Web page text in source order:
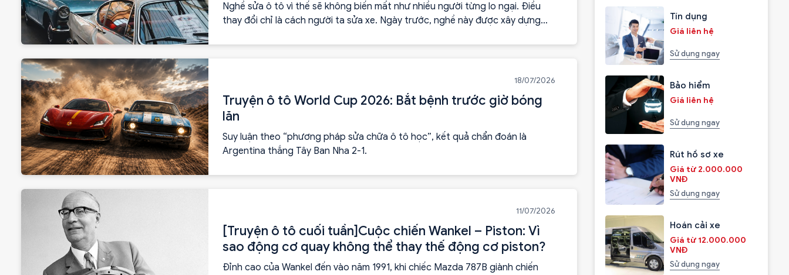
Nghề sửa ô tô vì thế sẽ không biến mất như nhiều người từng lo ngại. Điều
thay đổi chỉ là cách người ta sửa xe. Ngày trước, nghề này được xây dựng
nền tảng sẽ là dữ liệu và phần mềm.
18/07/2026
Truyện ô tô World Cup 2026: Bắt bệnh trước giờ bóng
lăn
Suy luận theo “phương pháp sửa chữa ô tô học”, kết quả chẩn đoán là
Argentina thắng Tây Ban Nha 2-1.
11/07/2026
[Truyện ô tô cuối tuần]Cuộc chiến Wankel – Piston: Vì
sao động cơ quay không thể thay thế động cơ piston?
Đỉnh cao của Wankel đến vào năm 1991, khi chiếc Mazda 787B giành chiến
Tín dụng
Giá liên hệ
Sử dụng ngay
Bảo hiểm
Giá liên hệ
Sử dụng ngay
Rút hồ sơ xe
Giá từ 2.000.000
VNĐ
Sử dụng ngay
Hoán cải xe
Giá từ 12.000.000
VNĐ
Sử dụng ngay